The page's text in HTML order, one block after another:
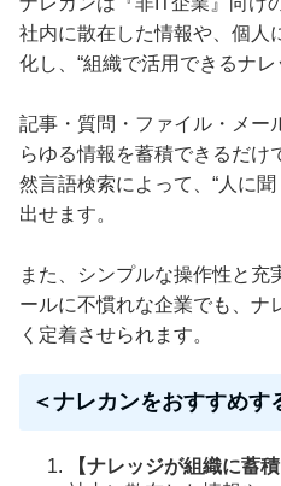
社内に散在した情報や、個人
化し、“組織で活用できるナレ
記事・質問・ファイル・メー
らゆる情報を蓄積できるだけ
然言語検索によって、“人に
出せます。
また、シンプルな操作性と充
ールに不慣れな企業でも、ナ
く定着させられます。
＜ナレカンをおすすめす
【ナレッジが組織に蓄積